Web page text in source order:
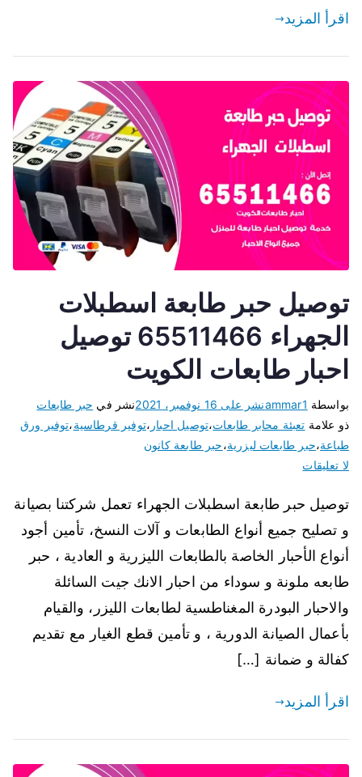
اقرأ المزيد
توصيل حبر طابعة اسطبلات
الجهراء 65511466 توصيل
احبار طابعات الكويت
بواسطة ammar1نشر على 16 نوفمبر، 2021 نشر في حبر طابعات
ذو علامة تعبئة محابر طابعات،توصيل احبار ،توفير قرطاسية،توفير ورق
طباعة،حبر طابعات ليزرية،حبر طابعة كانون
لا تعليقات
توصيل حبر طابعة اسطبلات الجهراء تعمل شركتنا بصيانة
و تصليح جميع أنواع الطابعات و آلات النسخ، تأمين أجود
أنواع الأحبار الخاصة بالطابعات الليزرية و العادية ، حبر
طابعه ملونة و سوداء من احبار الانك جيت السائلة
والاحبار البودرة المغناطسية لطابعات الليزر، والقيام
بأعمال الصيانة الدورية ، و تأمين قطع الغيار مع تقديم
كفالة و ضمانة […]
اقرأ المزيد